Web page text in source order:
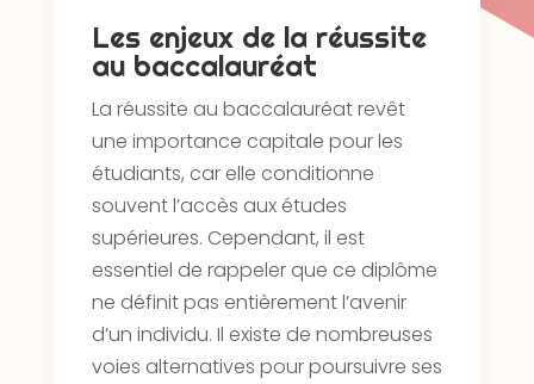
Les enjeux de la réussite
au baccalauréat
La réussite au baccalauréat revêt
une importance capitale pour les
étudiants, car elle conditionne
souvent l’accès aux études
supérieures. Cependant, il est
essentiel de rappeler que ce diplôme
ne définit pas entièrement l’avenir
d’un individu. Il existe de nombreuses
voies alternatives pour poursuivre ses